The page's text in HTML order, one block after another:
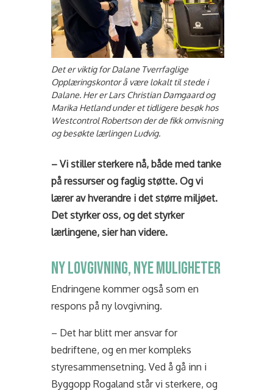
Det er viktig for Dalane Tverrfaglige
Opplæringskontor å være lokalt til stede i
Dalane. Her er Lars Christian Damgaard og
Marika Hetland under et tidligere besøk hos
Westcontrol Robertson der de fikk omvisning
og besøkte lærlingen Ludvig.
– Vi stiller sterkere nå, både med tanke
på ressurser og faglig støtte. Og vi
lærer av hverandre i det større miljøet.
Det styrker oss, og det styrker
lærlingene, sier han videre.
NY LOVGIVNING, NYE MULIGHETER
Endringene kommer også som en
respons på ny lovgivning.
– Det har blitt mer ansvar for
bedriftene, og en mer kompleks
styresammensetning. Ved å gå inn i
Byggopp Rogaland står vi sterkere, og